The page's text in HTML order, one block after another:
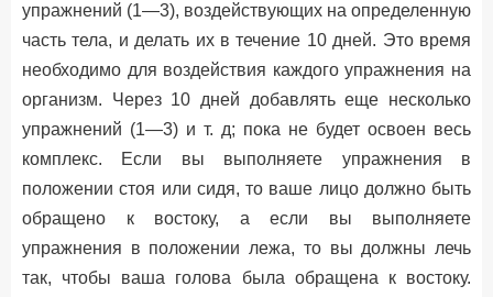
упражнений (1—3), воздействующих на определенную
часть тела, и делать их в течение 10 дней. Это время
необходимо для воздействия каждого упражнения на
организм. Через 10 дней добавлять еще несколько
упражнений (1—3) и т. д; пока не будет освоен весь
комплекс. Если вы выполняете упражнения в
положении стоя или сидя, то ваше лицо должно быть
обращено к востоку, а если вы выполняете
упражнения в положении лежа, то вы должны лечь
так, чтобы ваша голова была обращена к востоку.